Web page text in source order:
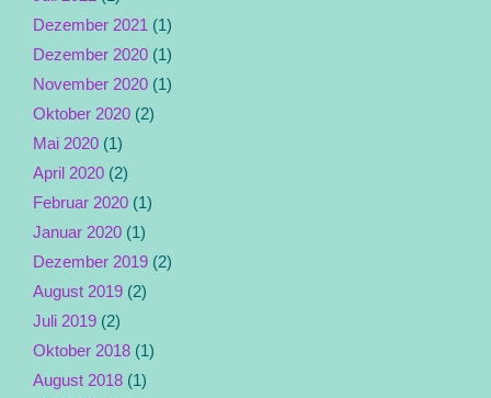
Dezember 2021 (1)
Dezember 2020 (1)
November 2020 (1)
Oktober 2020 (2)
Mai 2020 (1)
April 2020 (2)
Februar 2020 (1)
Januar 2020 (1)
Dezember 2019 (2)
August 2019 (2)
Juli 2019 (2)
Oktober 2018 (1)
August 2018 (1)